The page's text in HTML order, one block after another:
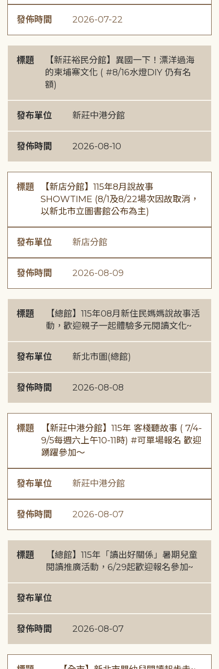
發佈時間 2026-07-22
標題
【新莊裕民分館】異國一下！漂洋過海
的柬埔寨文化 ( #8/16水燈DIY 仍有名
額)
發布單位 新莊中港分館
發佈時間 2026-08-10
標題
【新店分館】115年8月說故事
SHOWTIME (8/1及8/22場次因故取消，
以新北市立圖書館公布為主)
發布單位 新店分館
發佈時間 2026-08-09
標題
【總館】115年08月新住民媽媽說故事活
動，歡迎親子一起體驗多元閱讀文化~
發布單位 新北市圖(總館)
發佈時間 2026-08-08
標題
【新莊中港分館】115年 客棧聽故事 ( 7/4-
9/5每週六上午10-11時) #可單場報名 歡迎
踴躍參加～
發布單位 新莊中港分館
發佈時間 2026-08-07
標題
【總館】115年「讀出好關係」暑期兒童
閱讀推廣活動，6/29起歡迎報名參加~
發布單位
發佈時間 2026-08-07